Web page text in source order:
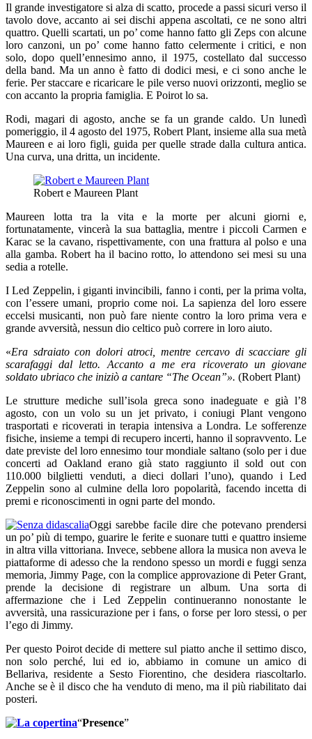
Il grande investigatore si alza di scatto, procede a passi sicuri verso il
tavolo dove, accanto ai sei dischi appena ascoltati, ce ne sono altri
quattro. Quelli scartati, un po’ come hanno fatto gli Zeps con alcune
loro canzoni, un po’ come hanno fatto celermente i critici, e non
solo, dopo quell’ennesimo anno, il 1975, costellato dal successo
della band. Ma un anno è fatto di dodici mesi, e ci sono anche le
ferie. Per staccare e ricaricare le pile verso nuovi orizzonti, meglio se
con accanto la propria famiglia. E Poirot lo sa.
Rodi, magari di agosto, anche se fa un grande caldo. Un lunedì
pomeriggio, il 4 agosto del 1975, Robert Plant, insieme alla sua metà
Maureen e ai loro figli, guida per quelle strade dalla cultura antica.
Una curva, una dritta, un incidente.
Robert e Maureen Plant
Maureen lotta tra la vita e la morte per alcuni giorni e,
fortunatamente, vincerà la sua battaglia, mentre i piccoli Carmen e
Karac se la cavano, rispettivamente, con una frattura al polso e una
alla gamba. Robert ha il bacino rotto, lo attendono sei mesi su una
sedia a rotelle.
I Led Zeppelin, i giganti invincibili, fanno i conti, per la prima volta,
con l’essere umani, proprio come noi. La sapienza del loro essere
eccelsi musicanti, non può fare niente contro la loro prima vera e
grande avversità, nessun dio celtico può correre in loro aiuto.
«Era sdraiato con dolori atroci, mentre cercavo di scacciare gli
scarafaggi dal letto. Accanto a me era ricoverato un giovane
soldato ubriaco che iniziò a cantare “The Ocean”». (Robert Plant)
Le strutture mediche sull’isola greca sono inadeguate e già l’8
agosto, con un volo su un jet privato, i coniugi Plant vengono
trasportati e ricoverati in terapia intensiva a Londra. Le sofferenze
fisiche, insieme a tempi di recupero incerti, hanno il sopravvento. Le
date previste del loro ennesimo tour mondiale saltano (solo per i due
concerti ad Oakland erano già stato raggiunto il sold out con
110.000 bilglietti venduti, a dieci dollari l’uno), quando i Led
Zeppelin sono al culmine della loro popolarità, facendo incetta di
premi e riconoscimenti in ogni parte del mondo.
Oggi sarebbe facile dire che potevano prendersi
un po’ più di tempo, guarire le ferite e suonare tutti e quattro insieme
in altra villa vittoriana. Invece, sebbene allora la musica non aveva le
piattaforme di adesso che la rendono spesso un mordi e fuggi senza
memoria, Jimmy Page, con la complice approvazione di Peter Grant,
prende la decisione di registrare un album. Una sorta di
affermazione che i Led Zeppelin continueranno nonostante le
avversità, una rassicurazione per i fans, o forse per loro stessi, o per
l’ego di Jimmy.
Per questo Poirot decide di mettere sul piatto anche il settimo disco,
non solo perché, lui ed io, abbiamo in comune un amico di
Bellariva, residente a Sesto Fiorentino, che desidera riascoltarlo.
Anche se è il disco che ha venduto di meno, ma il più riabilitato dai
posteri.
“Presence”